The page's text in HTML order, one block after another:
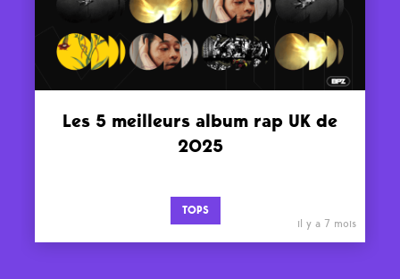
Les 5 meilleurs album rap UK de
2025
TOPS
il y a 7 mois